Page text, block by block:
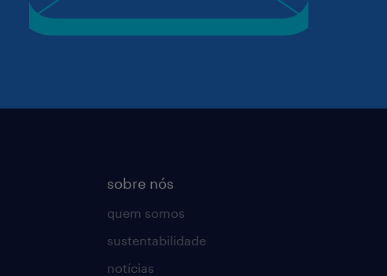
sobre nós
quem somos
sustentabilidade
notícias